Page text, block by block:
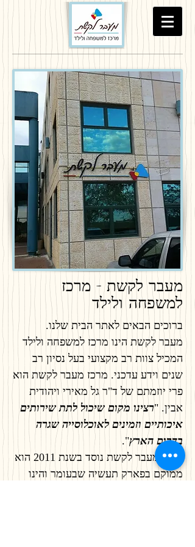
מעבר לקשת - מרכז
למשפחה ולילד
ברוכים הבאים לאתר הבית שלנו.
מעבר לקשת הינו מרכז למשפחה ולילד
המכיל צוות רב מקצועי בעל נסיון רב
שנים וידע עדכני. מרכז מעבר לקשת הוא
פרי יוזמתם של ד"ר גל מאירי ויהודית
אבין. "רצינו מקום שיכול לתת שירותים
איכותיים וזמינים לאוכלוסייה שגרה
בדרום הארץ".
מרכז מעבר לקשת נוסד בשנת 2011 הוא
ממוקם בפארק תעשיה שבעומר והינו